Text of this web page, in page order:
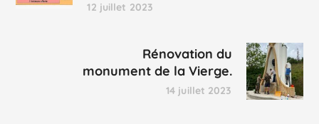
12 juillet 2023
Rénovation du
monument de la Vierge.
14 juillet 2023